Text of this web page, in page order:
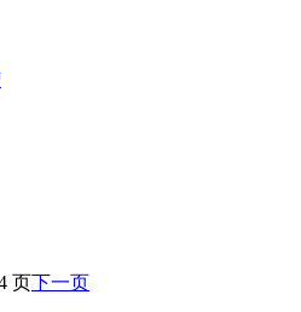
页下一页